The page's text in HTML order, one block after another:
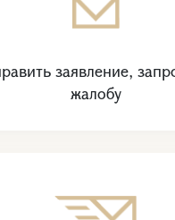
заявление,
жалобу